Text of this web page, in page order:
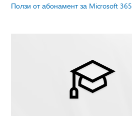
Ползи от абонамент за Microsoft 365